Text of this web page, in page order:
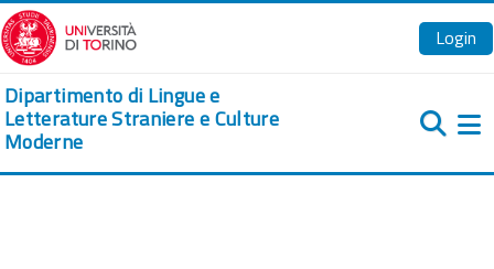
Vai al contenuto principale
Login
Dipartimento di Lingue e
Letterature Straniere e Culture
Moderne